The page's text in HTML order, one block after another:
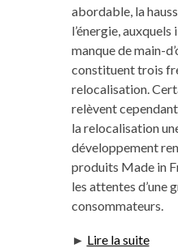
abordable, la
l’énergie,
manque de main-
constituent trois
relocalisation.
relèvent
la relocalisation
développement
produits Made in
les attentes d’une
consommateurs.
► Lire la suite